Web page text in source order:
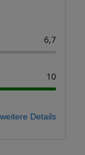
6,7
10
weitere Details